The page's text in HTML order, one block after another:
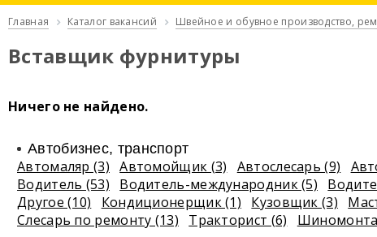
Главная Каталог вакансий Швейное и обувное производство,
Вставщик фурнитуры
Ничего не найдено.
Автобизнес, транспорт
Автомаляр (3) Автомойщик (3) Автослесарь (9)
Водитель (53)
Водитель-международник (5)
Другое (10)
Кондиционерщик (1) Кузовщик (3)
Слесарь по ремонту (13)
Тракторист (6)